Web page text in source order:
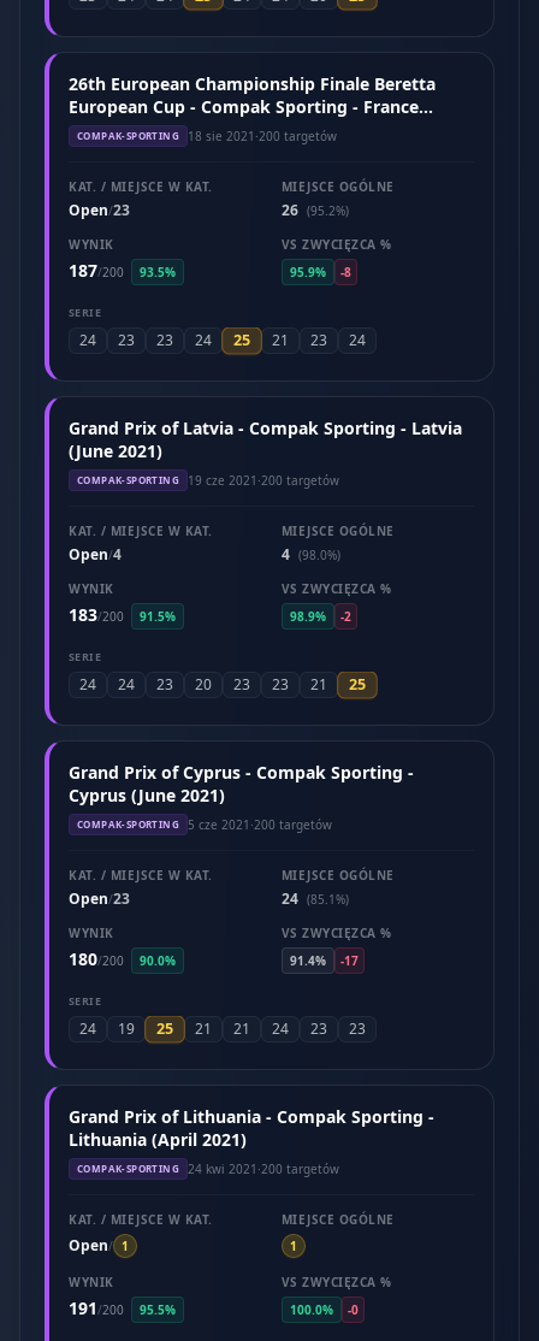
26th European Championship Finale Beretta
European Cup - Compak Sporting - France
(August 2021)
COMPAK-SPORTING 18 sie 2021 ·200 targetów
KAT. / MIEJSCE W KAT.
Open/23
MIEJSCE OGÓLNE
26 (95.2%)
WYNIK
187/200 93.5%
VS ZWYCIĘZCA %
95.9%
-8
SERIE
24 23 23 24 25 21 23 24
Grand Prix of Latvia - Compak Sporting - Latvia
(June 2021)
COMPAK-SPORTING 19 cze 2021 ·200 targetów
KAT. / MIEJSCE W KAT.
Open/4
MIEJSCE OGÓLNE
4 (98.0%)
WYNIK
183/200 91.5%
VS ZWYCIĘZCA %
98.9%
-2
SERIE
24 24 23 20 23 23 21 25
Grand Prix of Cyprus - Compak Sporting -
Cyprus (June 2021)
COMPAK-SPORTING 5 cze 2021 ·200 targetów
KAT. / MIEJSCE W KAT.
Open/23
MIEJSCE OGÓLNE
24 (85.1%)
WYNIK
180/200 90.0%
VS ZWYCIĘZCA %
91.4%
-17
SERIE
24 19 25 21 21 24 23 23
Grand Prix of Lithuania - Compak Sporting -
Lithuania (April 2021)
COMPAK-SPORTING 24 kwi 2021 ·200 targetów
KAT. / MIEJSCE W KAT.
Open/ 1
MIEJSCE OGÓLNE
1
WYNIK
191/200 95.5%
VS ZWYCIĘZCA %
100.0%
-0